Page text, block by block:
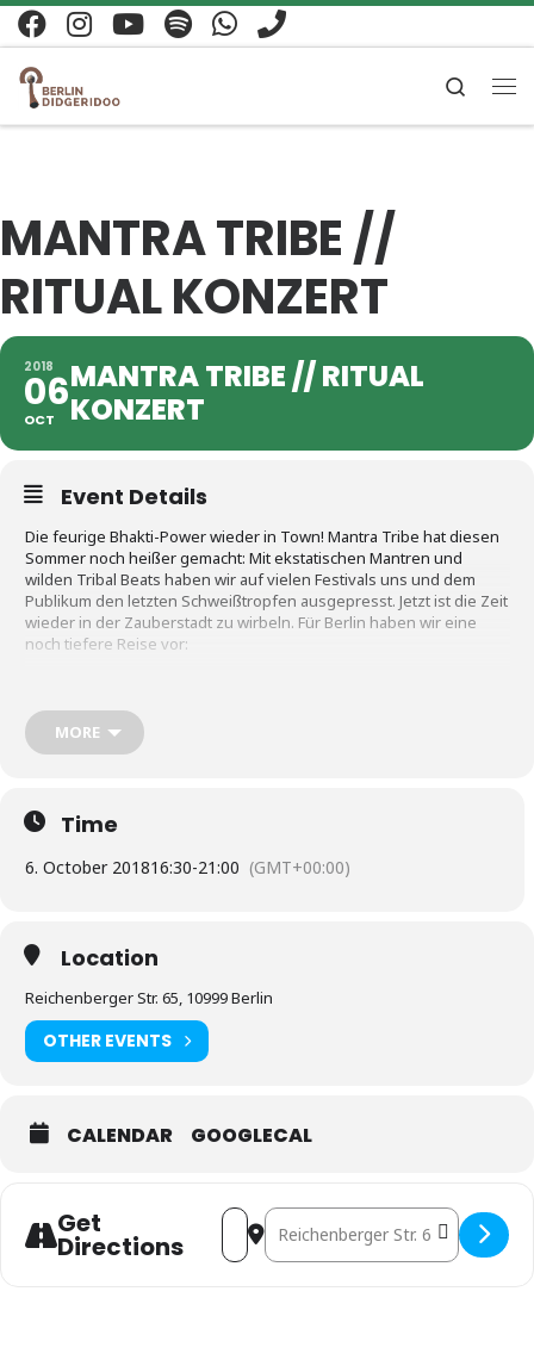
Zum Inhalt springen
Search
MANTRA TRIBE //
RITUAL KONZERT
2018
06
OCT
MANTRA TRIBE // RITUAL
KONZERT
Event Details
Die feurige Bhakti-Power wieder in Town! Mantra Tribe hat diesen
Sommer noch heißer gemacht: Mit ekstatischen Mantren und
wilden Tribal Beats haben wir auf vielen Festivals uns und dem
Publikum den letzten Schweißtropfen ausgepresst. Jetzt ist die Zeit
wieder in der Zauberstadt zu wirbeln. Für Berlin haben wir eine
noch tiefere Reise vor:
meditative Einstimmung • magische KlangFlows •
ecstatic Mantras, Kirtan, Japa • heiße Tribal Beats • deep Trance •
Shamanic Drum Power • Chill Out
WO? Kleine Turnhalle der Rosa Parks Grundschule
Sicher dir Dein Ticket!
www.mantra-tribe.de
MORE
Time
6. October 201816:30-21:00 (GMT+00:00)
Location
Reichenberger Str. 65, 10999 Berlin
OTHER EVENTS
CALENDAR GOOGLECAL
Get
Directions
Address - Mantra Tribe // Ritual
Destination Address -